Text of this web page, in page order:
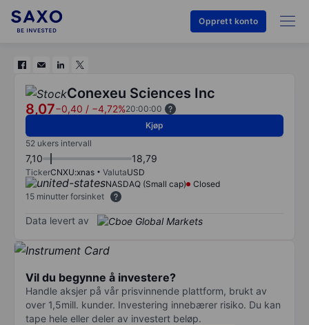
Opprett konto
Conexeu Sciences Inc
8,07−0,40 / −4,72%20:00:00
Kjøp
52 ukers intervall
7,10 18,79
TickerCNXU:xnas ValutaUSD
NASDAQ (Small cap)
Closed
15 minutter forsinket
Data levert av
Vil du begynne å investere?
Handle aksjer på vår prisvinnende plattform, brukt av
over 1,5mill. kunder. Investering innebærer risiko. Du kan
tape hele eller deler av investert beløp.